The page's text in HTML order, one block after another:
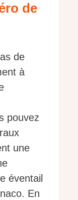
de
de
à
pouvez
une
éventail
En